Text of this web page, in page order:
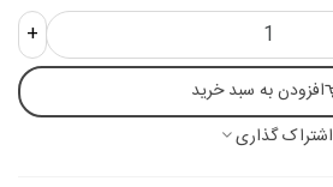
+
افزودن به سبد خرید
اشتراک گذاری